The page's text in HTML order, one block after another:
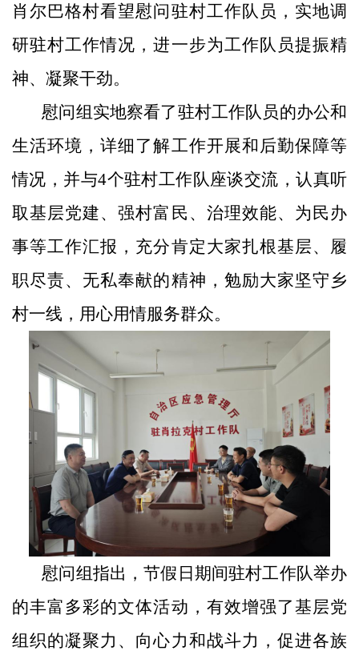
肖尔巴格村看望慰问驻村工作队员，实地调
研驻村工作情况，进一步为工作队员提振精
神、凝聚干劲。
慰问组实地察看了驻村工作队员的办公和
生活环境，详细了解工作开展和 后勤保障等
情况， 并与4个驻村工作队座谈交流，认真听
取基层党建、强村富民、治理效能、为民办
事等工作汇报，充分肯定大家扎根基层、履
职尽责、无私奉献的精神 ， 勉励大家坚守乡
村一线 ， 用心用情服务群众。
慰问组指出，节假日期间驻村工作队举办
的丰富多彩的文体活动，有效增强了基层党
组织的凝聚力、向心力和战斗力，促进各族